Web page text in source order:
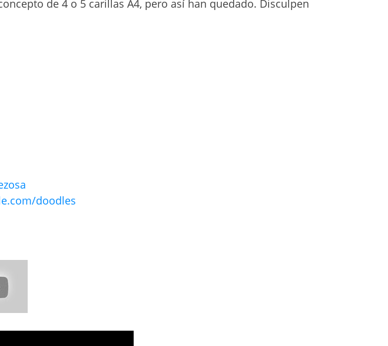
de 4 o 5 carillas A4, pero así han quedado. Disculpen
doodles